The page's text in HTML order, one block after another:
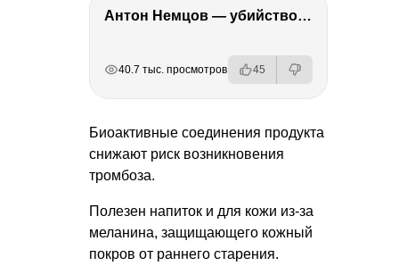
Антон Немцов — убийство Бориса Немцова, переезд в Дубай, семья и политика
40.7 тыс. просмотров 45
Биоактивные соединения продукта
снижают риск возникновения
тромбоза.
Полезен напиток и для кожи из-за
меланина, защищающего кожный
покров от раннего старения.